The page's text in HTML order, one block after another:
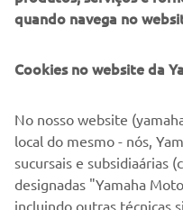
.
quando navega no
Cookies no website da
No nosso website
local do mesmo - nós,
sucursais e subsidiaárias
designadas "Yamaha
incluindo outras técnicas